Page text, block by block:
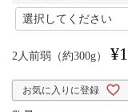
(
必
)
2人前弱（約300g） ¥
お気に入りに登録